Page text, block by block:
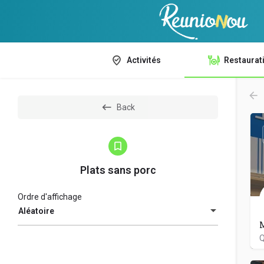
Activités
Back
Plats sans porc
Aléatoire
Ordre d'affichage